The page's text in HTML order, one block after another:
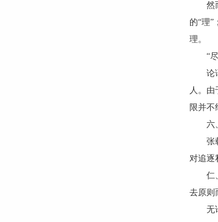
然而
的“理
理。
“尽性
论语
人。由
限并不
六、
张载
对追逐
仁、
去原则
无论